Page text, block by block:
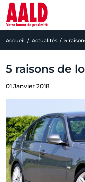
Accueil Actualités 5
5 raisons de
01 Janvier 2018